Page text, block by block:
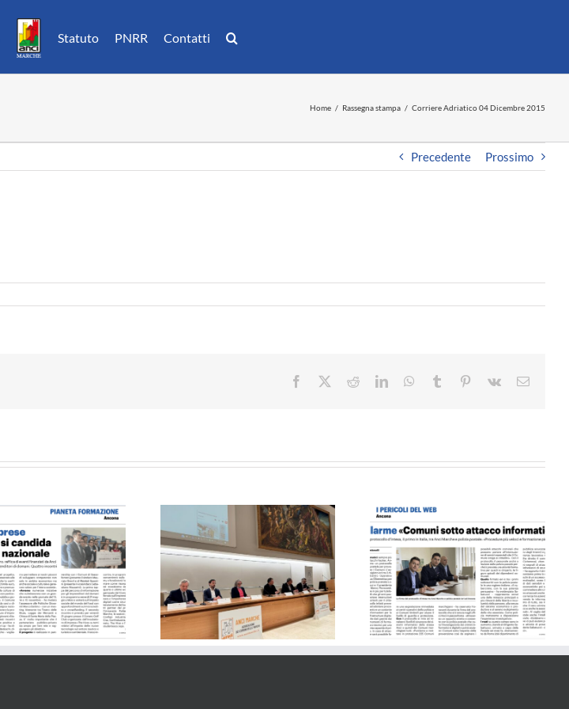
Statuto PNRR Contatti
Home Rassegna stampa Corriere Adriatico 04 Dicembre 2015
Precedente Prossimo
Facebook RedditLinkedInWhatsApp
Tumblr Pinterest
Vk Email
Il Resto del Carlino 21.04.24 Il Resto del Carlino 30.03.24 Il Resto del Carlino 10.10.24